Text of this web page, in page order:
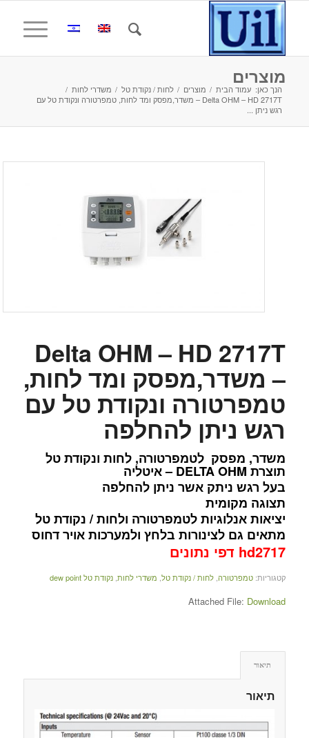
מוצרים
הנך כאן: עמוד הבית / מוצרים / לחות / נקודת טל / משדרי לחות /
Delta OHM – HD 2717T – משדר,מפסק ומד לחות, טמפרטורה ונקודת טל עם
רגש ניתן ...
Delta OHM – HD 2717T
– משדר,מפסק ומד לחות,
טמפרטורה ונקודת טל עם
רגש ניתן להחלפה
משדר, מפסק לטמפרטורה, לחות ונקודת טל
תוצרת DELTA OHM – איטליה
בעל רגש ניתק אשר ניתן להחלפה
תצוגה מקומית
יציאות אנלוגיות לטמפרטורה ולחות / נקודת טל
מתאים גם לצינורות בלחץ ולמערכות אויר דחוס
hd2717 דפי נתונים
קטגוריות: טמפרטורה, לחות / נקודת טל, משדרי לחות, נקודת טל dew point
Attached File: Download
תיאור
תיאור